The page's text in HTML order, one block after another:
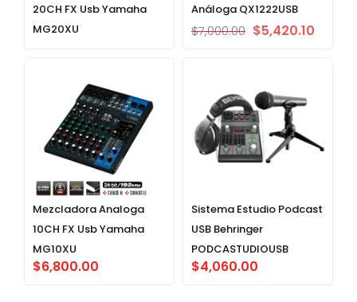
20CH FX Usb Yamaha
MG20XU
Análoga QX1222USB
$7,000.00 $5,420.10
Mezcladora Analoga
10CH FX Usb Yamaha
MG10XU
$6,800.00
Sistema Estudio Podcast
USB Behringer
PODCASTUDIOUSB
$4,060.00